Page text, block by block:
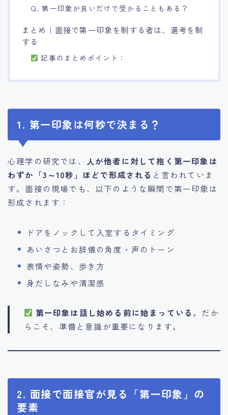
Q. 第一印象が良いだけで受かることもある？
まとめ｜面接で第一印象を制する者は、選考を制
する
記事のまとめポイント：
1. 第一印象は何秒で決まる？
心理学の研究では、
人が他者に対して抱く第一印象は
わずか「3～10秒」ほどで形成される と言われていま
す。面接の現場でも、以下のような瞬間で第一印象は
形成されます：
ドアをノックして入室するタイミング
あいさつとお辞儀の角度・声のトーン
表情や姿勢、歩き方
身だしなみや清潔感
第一印象は話し始める前に始まっている 。だか
らこそ、準備と意識が重要になります。
2. 面接で面接官が見る「第一印象」の
要素